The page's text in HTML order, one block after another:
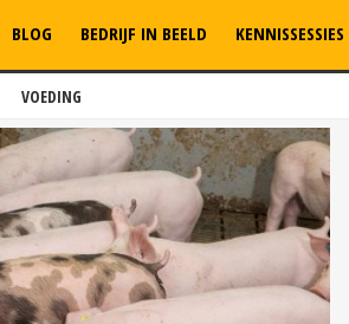
VOEDING
BLOG BEDRIJF IN BEELD KENNISSESSIES